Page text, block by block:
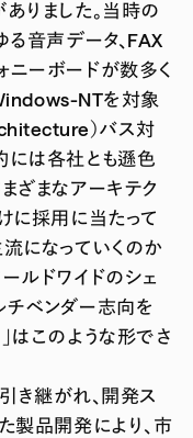
りました。当時の
音声データ、FAX
ニーボードが数多く
NTを対象
）バス対
には各社とも遜色
ざまなアーキテク
に採用に当たって
になっていくのか
ルドワイドのシェ
チベンダー志向を
はこのような形でさ
き継がれ、開発ス
製品開発により、市